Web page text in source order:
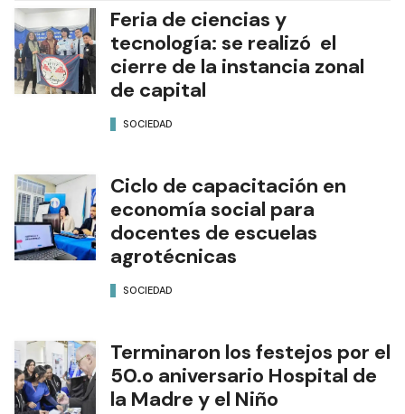
Feria de ciencias y
tecnología: se realizó el
cierre de la instancia zonal
de capital
SOCIEDAD
Ciclo de capacitación en
economía social para
docentes de escuelas
agrotécnicas
SOCIEDAD
Terminaron los festejos por el
50.o aniversario Hospital de
la Madre y el Niño